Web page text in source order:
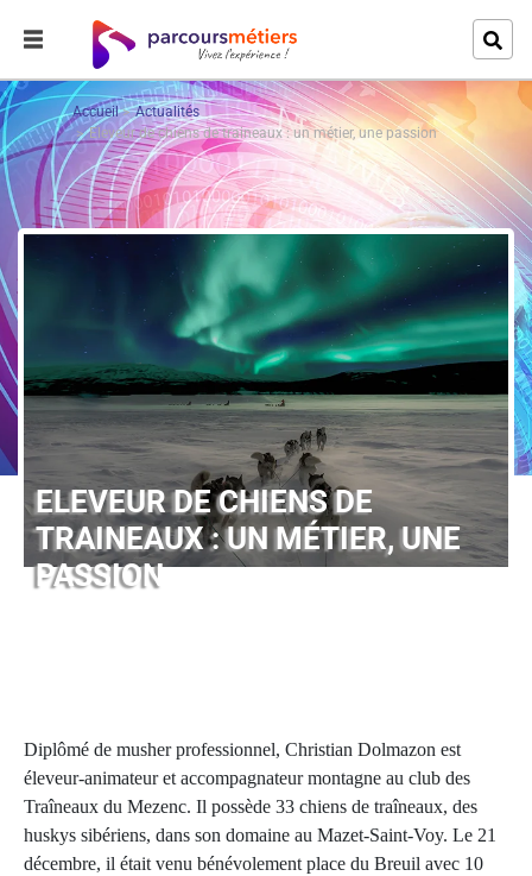
Accueil
Actualités
Eleveur de chiens de traineaux : un métier, une passion
ELEVEUR DE CHIENS DE
TRAINEAUX : UN MÉTIER, UNE
PASSION
Diplômé de musher professionnel, Christian Dolmazon est
éleveur-animateur et accompagnateur montagne au club des
Traîneaux du Mezenc. Il possède 33 chiens de traîneaux, des
huskys sibériens, dans son domaine au Mazet-Saint-Voy. Le 21
décembre, il était venu bénévolement place du Breuil avec 10